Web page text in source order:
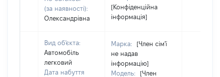
(за наявності):
Олександрівна
[Конфіденційна
інформація]
Вид об'єкта:
Автомобіль
легковий
Дата набуття
Марка:
[Член сім'ї
не надав
інформацію]
Модель:
[Член